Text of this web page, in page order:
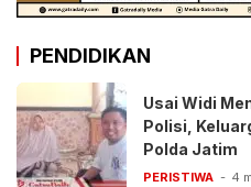
PENDIDIKAN
Usai Widi
Polisi,
Polda Jatim
PERISTIWA 4